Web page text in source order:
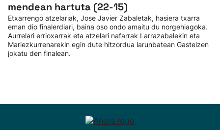
mendean hartuta (22-15)
Etxarrengo atzelariak, Jose Javier Zabaletak, hasiera txarra
eman dio finalerdiari, baina oso ondo amaitu du norgehiagoka.
Aurrelari errioxarrak eta atzelari nafarrak Larrazabalekin eta
Mariezkurrenarekin egin dute hitzordua larunbatean Gasteizen
jokatu den finalean.